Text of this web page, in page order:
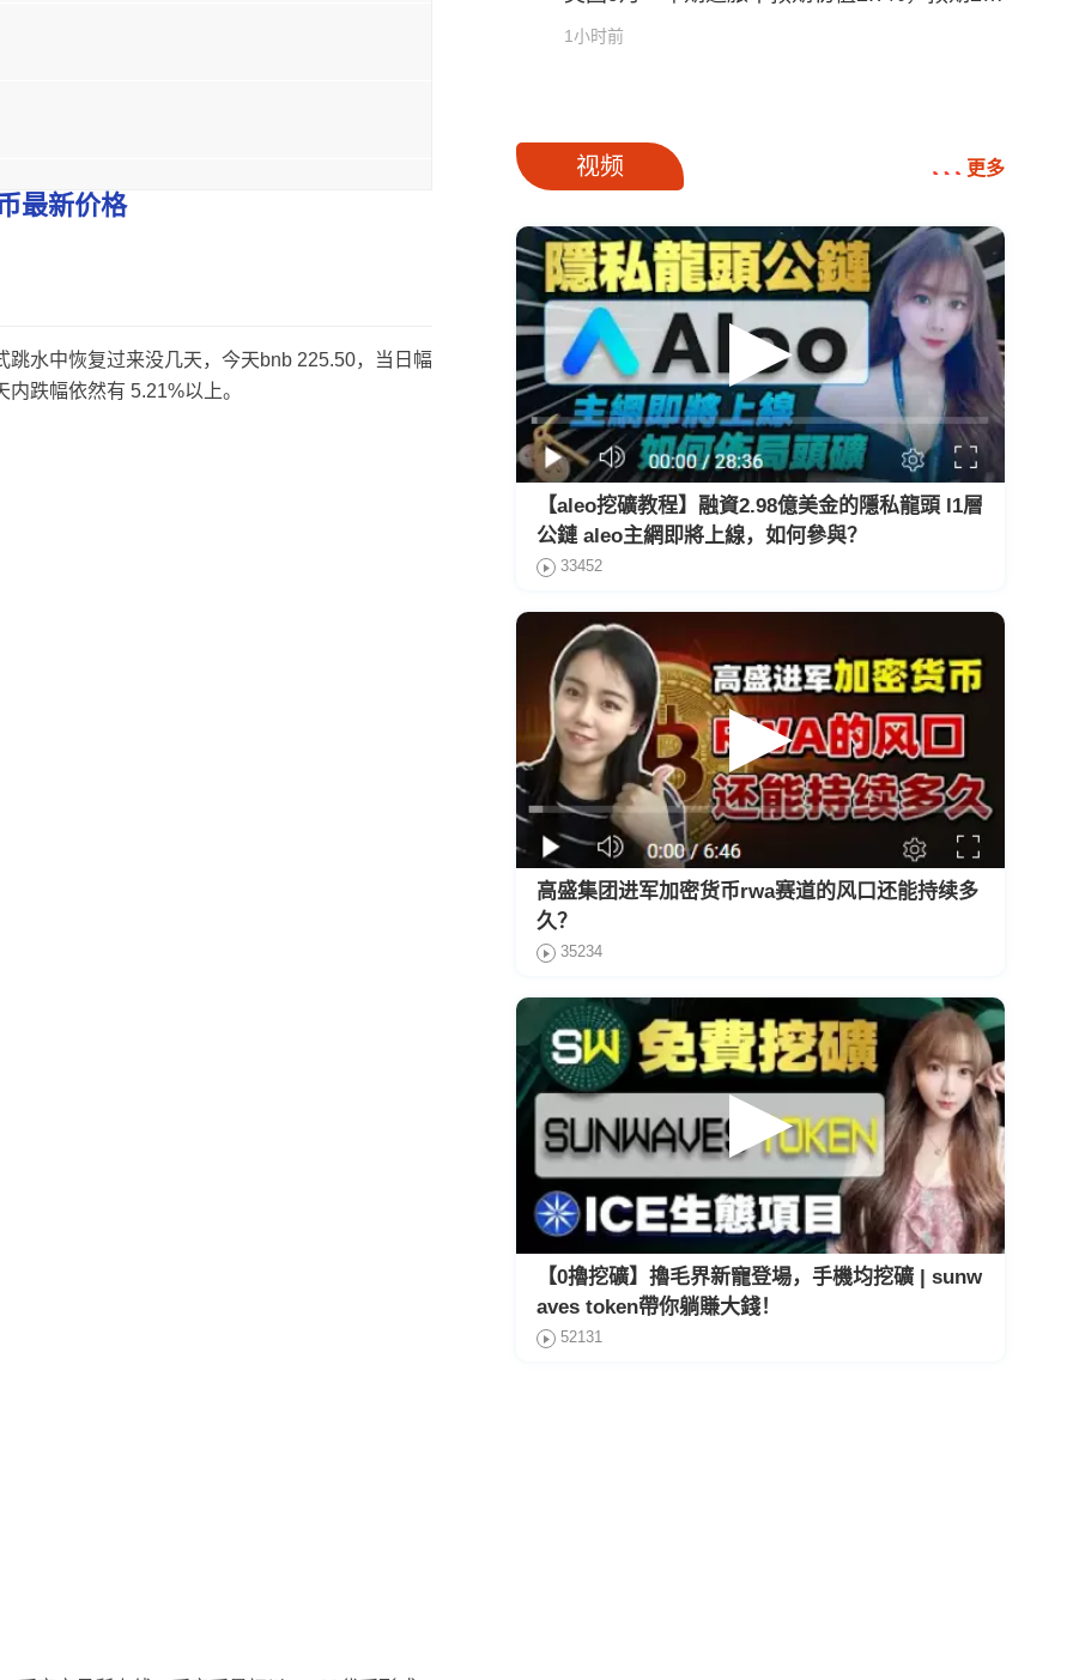
最新价格
水中恢复过来没几天，今天bnb 225.50，当日幅
跌幅依然有 5.21%以上。
1小时前
视频 更多
【aleo挖礦教程】融資2.98億美金的隱私龍頭 l1層
公鏈 aleo主網即將上線，如何參與？
33452
高盛集团进军加密货币rwa赛道的风口还能持续多
久？
35234
【0擼挖礦】擼毛界新寵登場，手機均挖礦 | sunw
aves token帶你躺賺大錢！
52131